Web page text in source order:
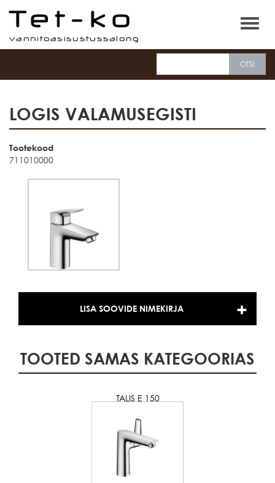
Tet-ko
LOGIS VALAMUSEGISTI
Tootekood
711010000
LISA SOOVIDE NIMEKIRJA
TOOTED SAMAS KATEGOORIAS
TALIS E 150